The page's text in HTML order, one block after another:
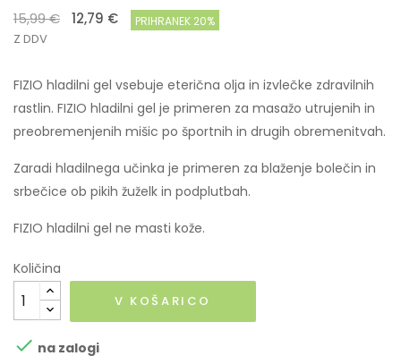
15,99 € 12,79 € PRIHRANEK 20%
Z DDV
FIZIO hladilni gel vsebuje eterična olja in izvlečke zdravilnih
rastlin. FIZIO hladilni gel je primeren za masažo utrujenih in
preobremenjenih mišic po športnih in drugih obremenitvah.
Zaradi hladilnega učinka je primeren za blaženje bolečin in
srbečice ob pikih žuželk in podplutbah.
FIZIO hladilni gel ne masti kože.
Količina
V KOŠARICO
 na zalogi